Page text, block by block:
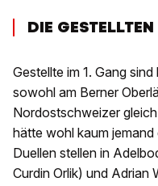
DIE GESTELLTEN
Gestellte im 1. Gang
sowohl am Berner
Nordostschweizer
hätte wohl kaum
Duellen stellen in
Curdin Orlik) und Adrian